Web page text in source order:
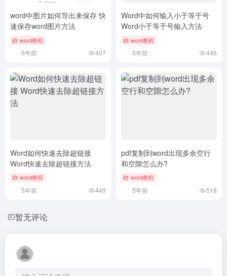
word中图片如何导出来保存 快
速保存word图片方法
word教程
5年前 407
Word中如何输入小于等于号
Word小于等于号输入方法
word教程
5年前 446
Word如何快速去除超链接
Word快速去除超链接方法
word教程
5年前 449
pdf复制到word出现多余空行
和空隙怎么办?
word教程
5年前 518
暂无评论